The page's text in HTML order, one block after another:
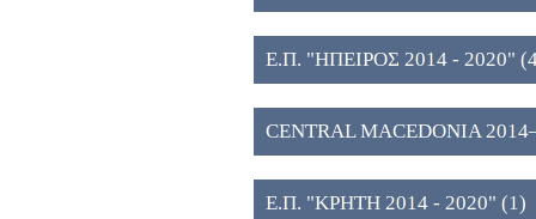
Ε.Π. "ΗΠΕΙΡΟΣ 2014 - 2020"
CENTRAL MACEDONIA
Public Research and
Ε.Π. "ΚΡΗΤΗ 2014 - 2020" (1)